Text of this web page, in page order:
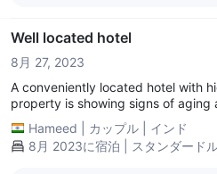
you. We eagerly look forward to
Manager Crowne Plaza Chennai
Well located hotel
8月 27, 2023
A conveniently located hotel with
property is showing signs of aging
Hameed
カップル
インド
8月 2023に宿泊 | スタンダード